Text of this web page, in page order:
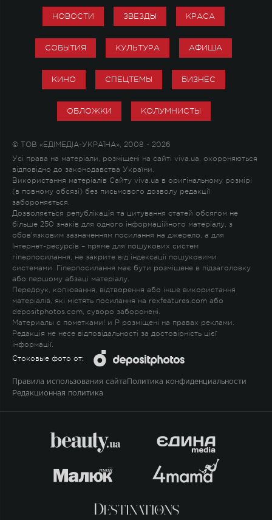
НОВОСТИ ЗВЕЗДЫ КРАСА
СОБЫТИЯ КУЛЬТУРА АФИША
КИНО СПЕЦТЕМЫ БИЗНЕС
ОБЛОЖКИ КОЛУМНИСТЫ
© ТОВ «ЕДІМЕДІА-УКРАЇНА», 2008 - 2026
Усі права на матеріали, розміщені на сайті viva.ua, охороняються
відповідно до законодавства України.
Використання матеріалів Сайту viva.ua в оригінальному розмірі
(в повному обсязі) без письмового дозволу редакції
забороняється.
Дозволяється републікація та цитування статей обсягом не
більше 250 знаків для одного інформаційного матеріалу, з
обов'язковим зазначенням посилання на джерело, а для
Інтернет-ресурсів – пряме для пошукових систем
гіперпосилання, не закрите від індексації пошуковими
системами. Гіперпосилання має бути розміщене в підзаголовку
або першому абзаці матеріалу.
Передрук, копіювання, відтворення або інше використання
матеріалів, які містять посилання на rexfeatures.com або
depositphotos.com, суворо заборонені.
Материалы с пометками! и P розміщені на правах реклами.
Редакція не несе відповідальності за достовірність цієї
інформації.
Стоковые фото от:
Правила использования сайта Политика конфиденциальности
Редакционная политика